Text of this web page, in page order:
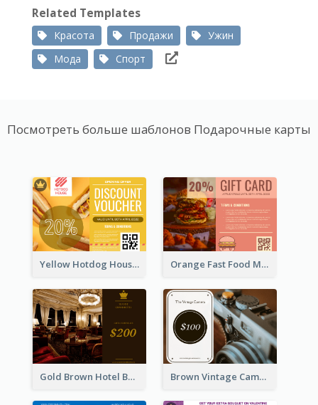
Related Templates
Красота Продажи
Ужин
Мода
Спорт
Посмотреть больше шаблонов Подарочные карты
Yellow Hotdog House Sales Gift Card Orange Fast Food Meal Discount Coupon Design
Gold Brown Hotel Booking Gift Card Brown Vintage Camera Sale Gift Card